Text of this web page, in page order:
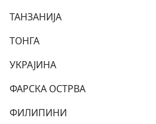
ТАНЗАНИЈА
ТОНГА
УКРАЈИНА
ФАРСКА ОСТРВА
ФИЛИПИНИ